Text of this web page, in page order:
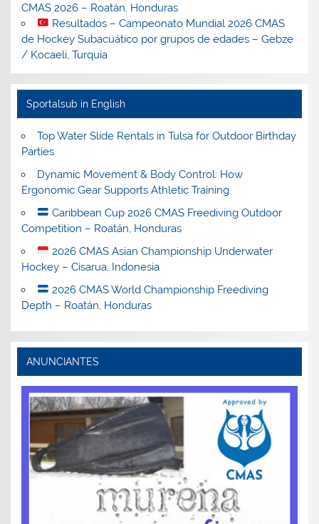
CMAS 2026 – Roatán, Honduras
Resultados – Campeonato Mundial 2026 CMAS
de Hockey Subacuático por grupos de edades – Gebze
/ Kocaeli, Turquía
Sportalsub in English
Top Water Slide Rentals in Tulsa for Outdoor Birthday
Parties
Dynamic Movement & Body Control: How
Ergonomic Gear Supports Athletic Training
Caribbean Cup 2026 CMAS Freediving Outdoor
Competition – Roatán, Honduras
2026 CMAS Asian Championship Underwater
Hockey – Cisarua, Indonesia
2026 CMAS World Championship Freediving
Depth – Roatán, Honduras
ANUNCIANTES